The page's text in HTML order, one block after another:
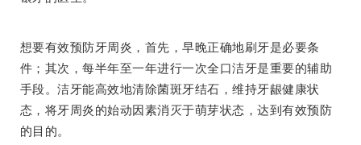
想要有效预防牙周炎，首先，早晚正确地刷牙是必要条
件；其次，每半年至一年进行一次全口洁牙是重要的辅助
手段。洁牙能高效地清除菌斑牙结石，维持牙龈健康状
态，将牙周炎的始动因素消灭于萌芽状态，达到有效预防
的目的。